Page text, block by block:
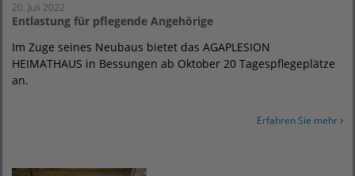
20. Juli 2022
Entlastung für pflegende Angehörige
Im Zuge seines Neubaus bietet das AGAPLESION
HEIMATHAUS in Bessungen ab Oktober 20 Tagespflegeplätze
an.
Erfahren Sie mehr